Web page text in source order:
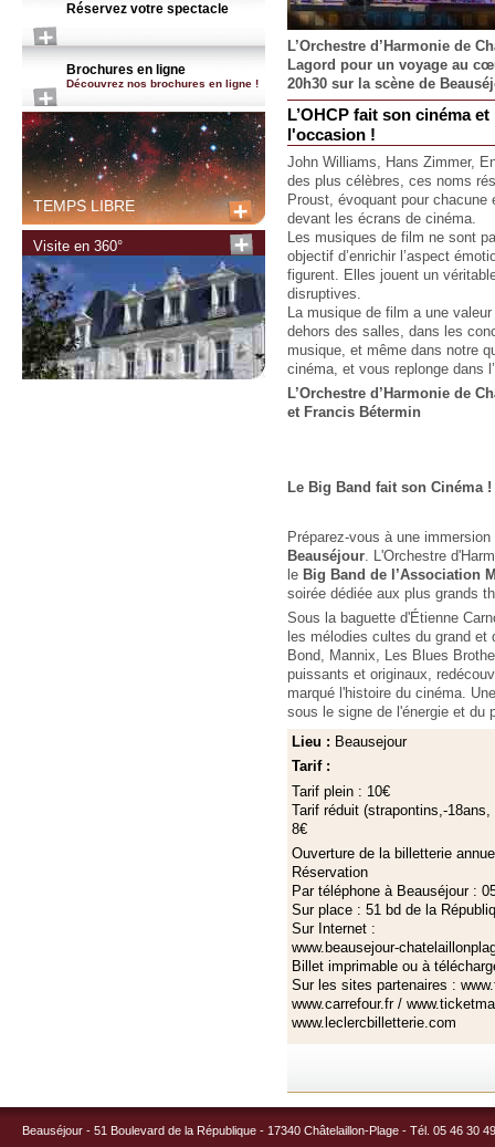
Réservez votre spectacle
Brochures en ligne
Découvrez nos brochures en ligne !
TEMPS LIBRE
Visite en 360°
L’Orchestre d’Harmonie de
Lagord pour un voyage au
20h30 sur la scène de
L’OHCP fait son cinéma
l'occasion !
John Williams, Hans Zimmer,
des plus célèbres, ces noms
Proust, évoquant pour chacune
devant les écrans de cinéma.
Les musiques de film ne sont
objectif d’enrichir l’aspect
figurent. Elles jouent un
disruptives.
La musique de film a une
dehors des salles, dans les
musique, et même dans notre
cinéma, et vous replonge dans
L’Orchestre d’Harmonie de
et Francis Bétermin
Le Big Band fait son Cinéma !
Préparez-vous à une
Beauséjour. L'Orchestre
le Big Band de
l’Association
soirée dédiée aux plus grands
Sous la baguette d'Étienne
les mélodies cultes du grand
Bond, Mannix, Les Blues
puissants et originaux,
marqué l'histoire du cinéma.
sous le signe de l'énergie et du
Lieu : Beausejour
Tarif :
Tarif plein : 10€
Tarif réduit (strapontins,-
8€
Ouverture de la billetterie
Réservation
Par téléphone à Beauséjour :
Sur place : 51 bd de la
Sur Internet :
www.beausejour-
Billet imprimable ou à
Sur les sites partenaires :
www.carrefour.fr /
www.leclercbilletterie.com
Beauséjour - 51 Boulevard de la République - 17340 Châtelaillon-Plage - Tél. 05 46 30